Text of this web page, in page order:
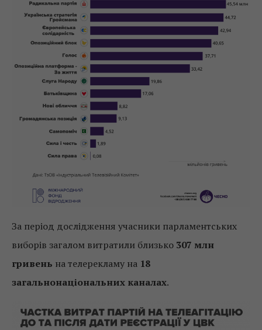
За період дослідження учасники парламентських
виборів загалом витратили близько 307 млн
гривень на телерекламу на 18
загальнонаціональних каналах.